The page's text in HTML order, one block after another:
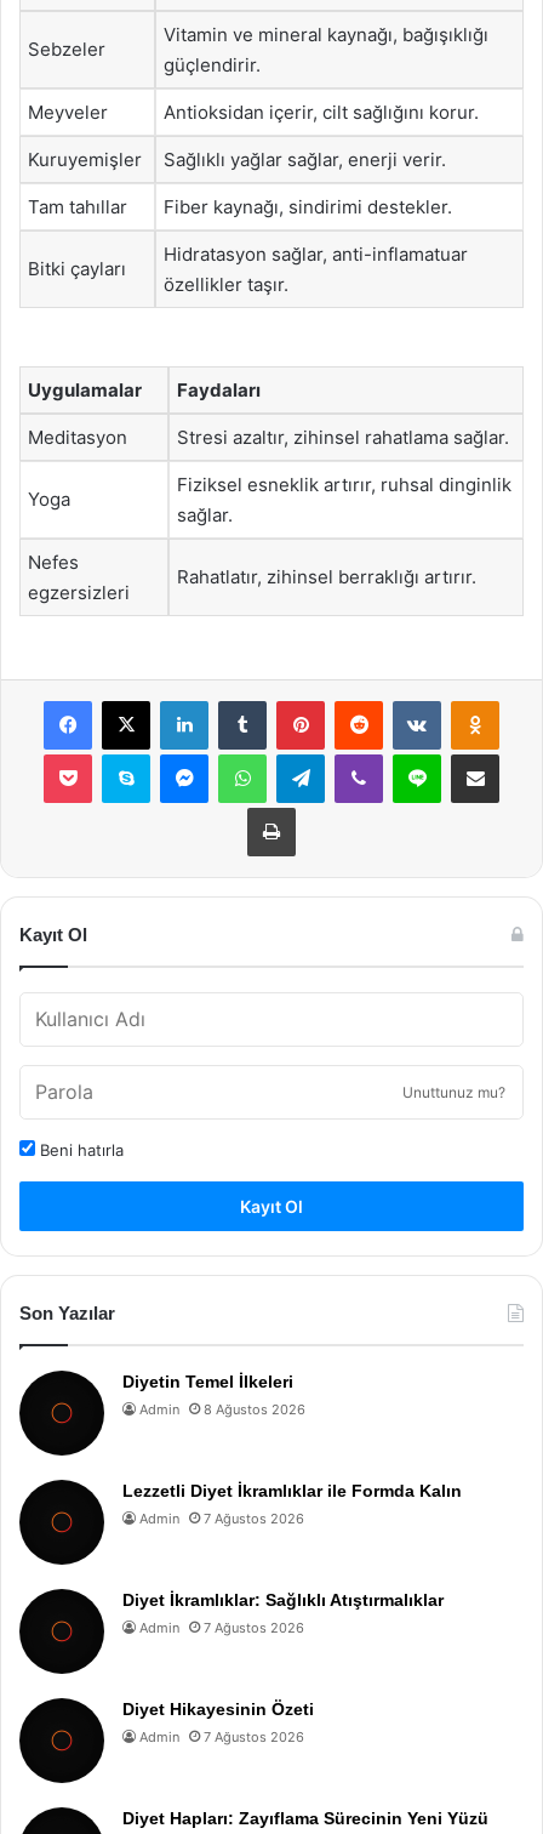
Sebzeler
Vitamin ve mineral kaynağı, bağışıklığı
güçlendirir.
Meyveler Antioksidan içerir, cilt sağlığını korur.
Kuruyemişler Sağlıklı yağlar sağlar, enerji verir.
Tam tahıllar Fiber kaynağı, sindirimi destekler.
Bitki çayları
Hidratasyon sağlar, anti-inflamatuar
özellikler taşır.
Uygulamalar Faydaları
Meditasyon Stresi azaltır, zihinsel rahatlama sağlar.
Yoga
Fiziksel esneklik artırır, ruhsal dinginlik
sağlar.
Nefes
egzersizleri
Rahatlatır, zihinsel berraklığı artırır.
Facebook
X LinkedInTumblr PinterestReddit VKontakte
Pocket Skype MessengerWhatsAppTelegramViber Line E-Posta ile
Yazdır
Kayıt Ol
Unuttunuz mu?
Beni hatırla
Kayıt Ol
Son Yazılar
Diyetin Temel İlkeleri
Admin 8 Ağustos 2026
Lezzetli Diyet İkramlıklar ile Formda Kalın
Admin 7 Ağustos 2026
Diyet İkramlıklar: Sağlıklı Atıştırmalıklar
Admin 7 Ağustos 2026
Diyet Hikayesinin Özeti
Admin 7 Ağustos 2026
Diyet Hapları: Zayıflama Sürecinin Yeni Yüzü